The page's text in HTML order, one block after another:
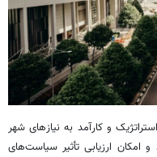
و کارآمد به نیازهای شهر
امکان ارزیابی تأثیر سیاست‌های